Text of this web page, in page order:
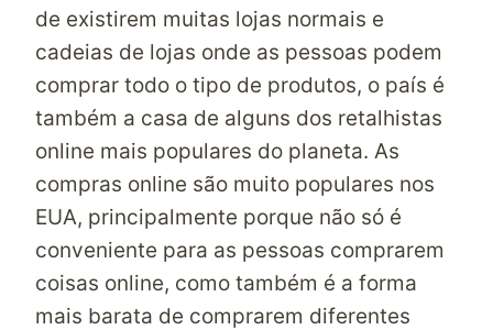
de existirem muitas lojas normais e
cadeias de lojas onde as pessoas podem
comprar todo o tipo de produtos, o país é
também a casa de alguns dos retalhistas
online mais populares do planeta. As
compras online são muito populares nos
EUA, principalmente porque não só é
conveniente para as pessoas comprarem
coisas online, como também é a forma
mais barata de comprarem diferentes